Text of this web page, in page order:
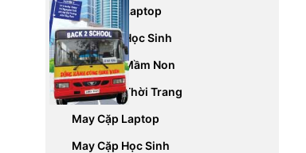
May Balo Laptop
May Balo Học Sinh
May Balo Mầm Non
May Balo Thời Trang
May Cặp Laptop
May Cặp Học Sinh